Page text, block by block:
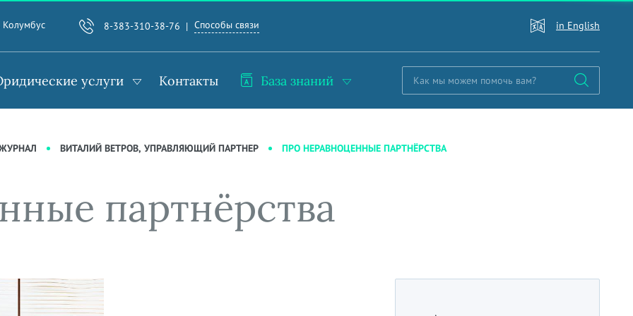
Колумбус 8-383-310-38-76 Способы связи in English
услуги Контакты База знаний
ВИТАЛИЙ ВЕТРОВ, УПРАВЛЯЮЩИЙ ПАРТНЕР ПРО НЕРАВНОЦЕННЫЕ ПАРТНЁРСТВА
партнёрства